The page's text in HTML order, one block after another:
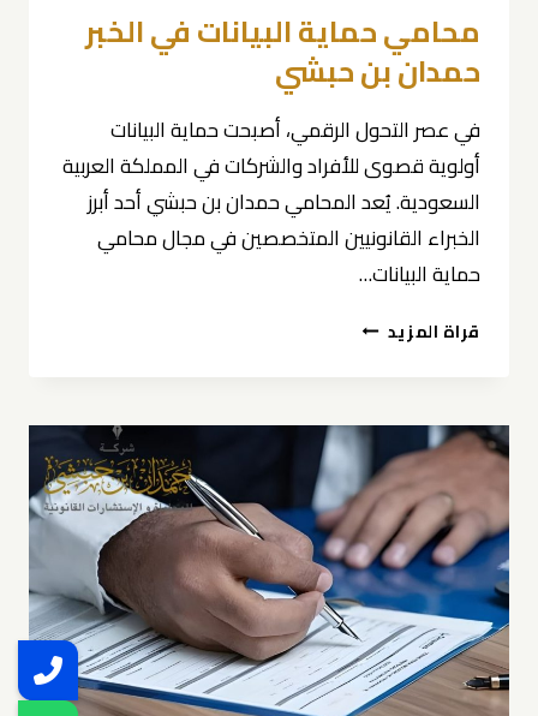
محامي حماية البيانات في الخبر
حمدان بن حبشي
في عصر التحول الرقمي، أصبحت حماية البيانات
أولوية قصوى للأفراد والشركات في المملكة العربية
السعودية. يُعد المحامي حمدان بن حبشي أحد أبرز
الخبراء القانونيين المتخصصين في مجال محامي
حماية البيانات…
قراة المزيد محامي
الخبر
حمدان
بن
حبشي